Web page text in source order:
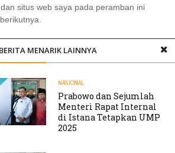
situs web saya pada peramban ini
lanjut komentar melalui surel.
baru melalui surel.
BERITA MENARIK LAINNYA
NASIONAL
Prabowo dan Sejumlah
Menteri Rapat Internal
di Istana Tetapkan UMP
2025